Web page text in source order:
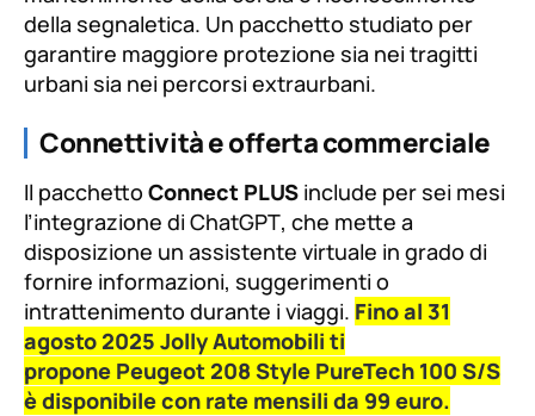
della segnaletica. Un pacchetto studiato per
garantire maggiore protezione sia nei tragitti
urbani sia nei percorsi extraurbani.
Connettività e offerta commerciale
Il pacchetto Connect PLUS include per sei mesi
l’integrazione di ChatGPT, che mette a
disposizione un assistente virtuale in grado di
fornire informazioni, suggerimenti o
intrattenimento durante i viaggi. Fino al 31
agosto 2025 Jolly Automobili ti
propone Peugeot 208 Style PureTech 100 S/S
è disponibile con rate mensili da 99 euro.